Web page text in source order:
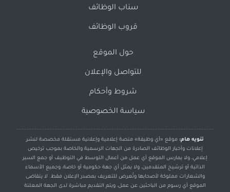
سناب الوظائف
قروب الوظائف
حول الموقع
للتواصل والإعلان
شروط وأحكام
سياسة الخصوصية
تنويه هام: موقع «أي وظيفة» منصة إعلامية وإعلانية مستقلة مخصصة لنشر
إعلانات وأخبار الوظائف الصادرة من الجهات الرسمية والخاصة بموجب ترخيص
إعلامي، ولا يمارس الموقع أي عمل من أعمال التوسط في التوظيف أو جمع السير
الذاتية أو ترشيح المتقدمين، ولا يمثل أي جهة حكومية أو خاصة، وجميع الأسماء
والشعارات مملوكة لأصحابها وتُعرض للتعريف بمصدر الإعلان فقط. لا يتقاضى
الموقع أي رسوم من الباحثين عن عمل، ويتم التقديم مباشرة لدى الجهة المعلنة